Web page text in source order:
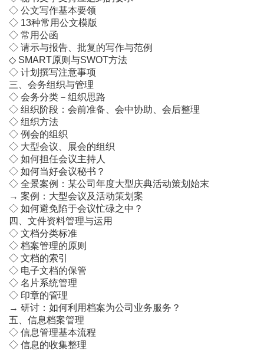
◇ 公文写作基本要领
◇ 13种常用公文模版
◇ 常用公函
◇ 请示与报告、批复的写作与范例
◇ SMART原则与SWOT方法
◇ 计划撰写注意事项
三、会务组织与管理
◇ 会务分类－组织思路
◇ 组织阶段：会前准备、会中协助、会后整理
◇ 组织方法
◇ 例会的组织
◇ 大型会议、展会的组织
◇ 如何担任会议主持人
◇ 如何当好会议秘书？
◇ 全景案例：某公司年度大型庆典活动策划始末
→ 案例：大型会议及活动策划案
◇ 如何避免陷于会议忙碌之中？
四、文件资料管理与运用
◇ 文档分类标准
◇ 档案管理的原则
◇ 文档的索引
◇ 电子文档的保管
◇ 名片系统管理
◇ 印章的管理
→ 研讨：如何利用档案为公司业务服务？
五、信息档案管理
◇ 信息管理基本流程
◇ 信息的收集整理